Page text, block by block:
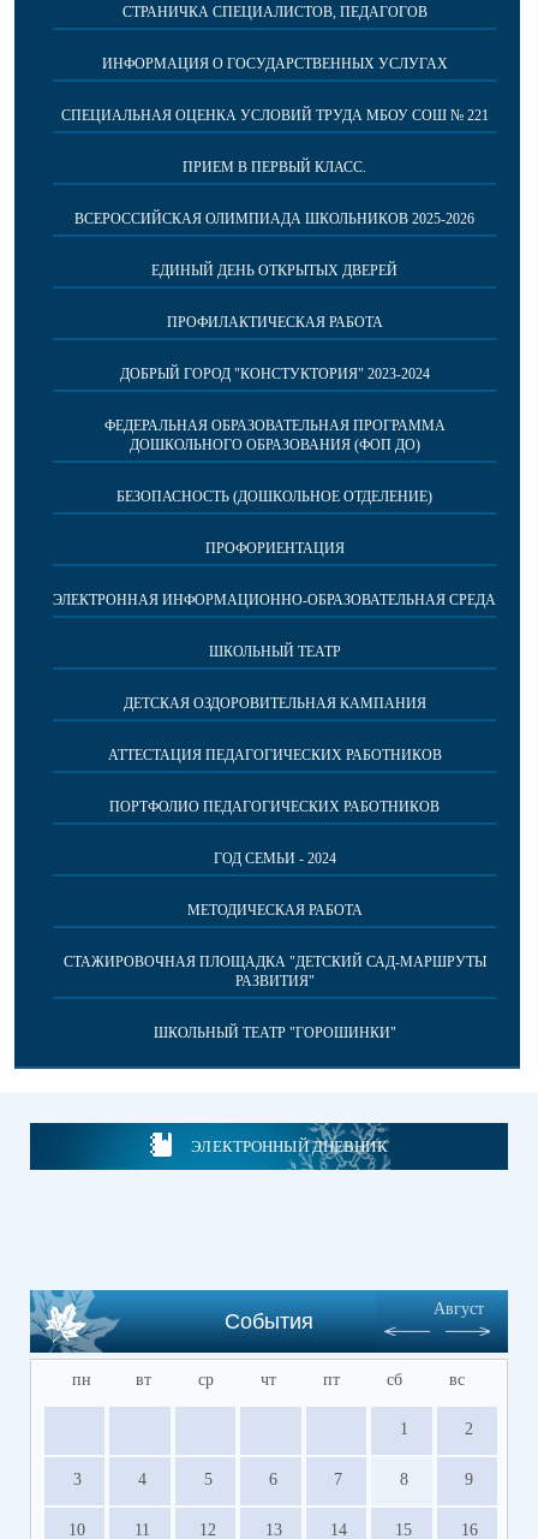
СТРАНИЧКА СПЕЦИАЛИСТОВ, ПЕДАГОГОВ
ИНФОРМАЦИЯ О ГОСУДАРСТВЕННЫХ УСЛУГАХ
СПЕЦИАЛЬНАЯ ОЦЕНКА УСЛОВИЙ ТРУДА МБОУ СОШ № 221
ПРИЕМ В ПЕРВЫЙ КЛАСС.
ВСЕРОССИЙСКАЯ ОЛИМПИАДА ШКОЛЬНИКОВ 2025-2026
ЕДИНЫЙ ДЕНЬ ОТКРЫТЫХ ДВЕРЕЙ
ПРОФИЛАКТИЧЕСКАЯ РАБОТА
ДОБРЫЙ ГОРОД "КОНСТУКТОРИЯ" 2023-2024
ФЕДЕРАЛЬНАЯ ОБРАЗОВАТЕЛЬНАЯ ПРОГРАММА
ДОШКОЛЬНОГО ОБРАЗОВАНИЯ (ФОП ДО)
БЕЗОПАСНОСТЬ (ДОШКОЛЬНОЕ ОТДЕЛЕНИЕ)
ПРОФОРИЕНТАЦИЯ
ЭЛЕКТРОННАЯ ИНФОРМАЦИОННО-ОБРАЗОВАТЕЛЬНАЯ СРЕДА
ШКОЛЬНЫЙ ТЕАТР
ДЕТСКАЯ ОЗДОРОВИТЕЛЬНАЯ КАМПАНИЯ
АТТЕСТАЦИЯ ПЕДАГОГИЧЕСКИХ РАБОТНИКОВ
ПОРТФОЛИО ПЕДАГОГИЧЕСКИХ РАБОТНИКОВ
ГОД СЕМЬИ - 2024
МЕТОДИЧЕСКАЯ РАБОТА
СТАЖИРОВОЧНАЯ ПЛОЩАДКА "ДЕТСКИЙ САД-МАРШРУТЫ
РАЗВИТИЯ"
ШКОЛЬНЫЙ ТЕАТР "ГОРОШИНКИ"
ЭЛЕКТРОННЫЙ ДНЕВНИК
События
Август
пн вт ср чт пт сб вс
1 2
3 4 5 6 7 8 9
10 11 12 13 14 15 16